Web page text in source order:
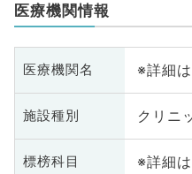
医療機関情報
医療機関名 ※詳細
施設種別 クリニ
標榜科目 ※詳細